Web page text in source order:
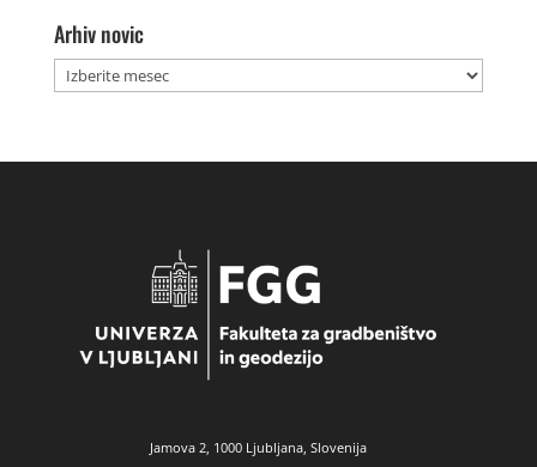
Arhiv novic
Arhiv
novic
Jamova 2, 1000 Ljubljana, Slovenija